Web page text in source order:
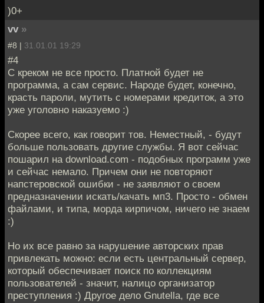
)0+
vv »
#8 | 31.01.01 19:29
#4
С креком не все просто. Платной будет не
программа, а сам сервис. Народе будет, конечно,
красть пароли, мутить с номерами кредиток, а это
уже уголовно наказуемо :)
Скорее всего, как говорит тов. Неместный, - будут
больше пользовать другие службы. Я вот сейчас
пошарил на download.com - подобных программ уже
и сейчас немало. Причем они не повторяют
напстеровской ошибки - не заявляют о своем
предназначении искать/качать мп3. Просто - обмен
файлами, и типа, морда кирпичом, ничего не знаем
:)
Но их все равно за нарушение авторских прав
привлекать можно: если есть центральный сервер,
который обеспечивает поиск по коллекциям
пользователей - значит, налицо организатор
преступления :) Другое дело Gnutella, где все